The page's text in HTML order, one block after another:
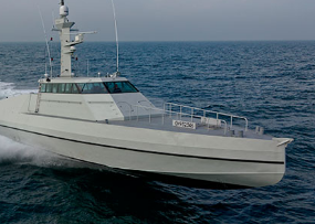
FORMATION
en main des navires